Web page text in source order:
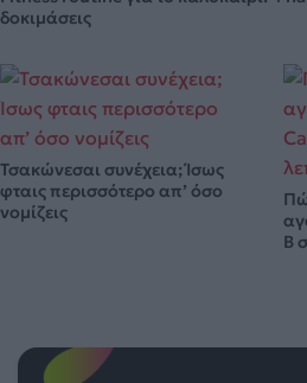
δοκιμάσεις
Τσακώνεσαι συνέχεια; Ίσως
φταις περισσότερο απ’ όσο
νομίζεις
B